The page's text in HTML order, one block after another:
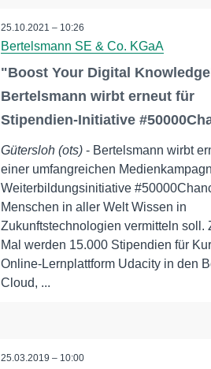
25.10.2021 – 10:26
Bertelsmann SE & Co. KGaA
"Boost Your Digital
Bertelsmann wirbt erneut für
Stipendien-Initiative
Gütersloh (ots)- Bertelsmann wirbt
einer umfangreichen
Weiterbildungsinitiative
Menschen in aller Welt Wissen in
Zukunftstechnologien vermitteln soll.
Mal werden 15.000 Stipendien für
Online-Lernplattform Udacity in den
Cloud, ...
25.03.2019 – 10:00